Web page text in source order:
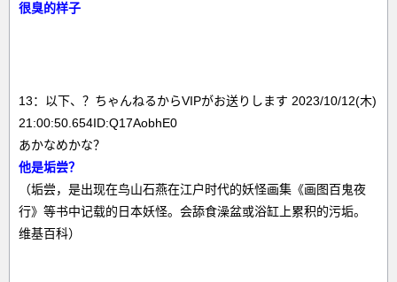
很臭的样子
13：以下、？ちゃんねるからVIPがお送りします 2023/10/12(木)
21:00:50.654ID:Q17AobhE0
あかなめかな？
他是垢尝？
（垢尝，是出现在鸟山石燕在江户时代的妖怪画集《画图百鬼夜
行》等书中记载的日本妖怪。会舔食澡盆或浴缸上累积的污垢。
维基百科）